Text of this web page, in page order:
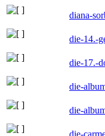
diana-
die-14.-
die-17.-
die-
die-
die-